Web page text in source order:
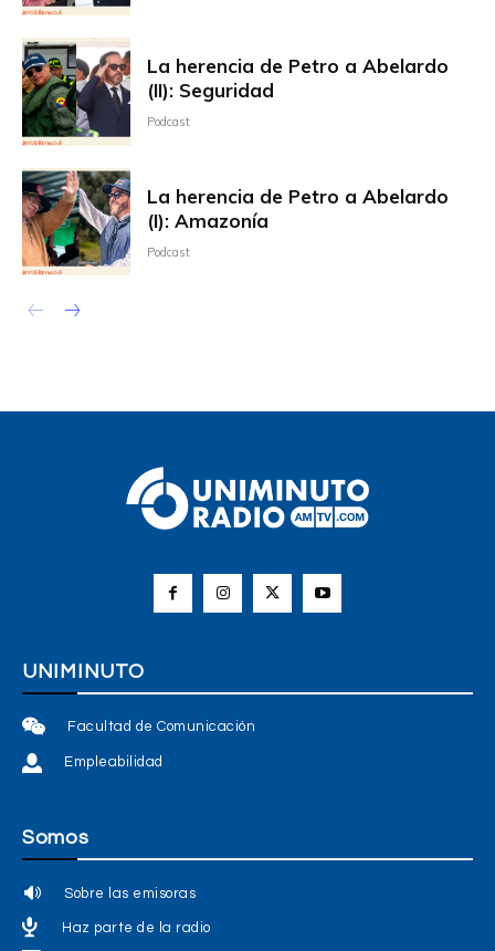
La herencia de Petro a Abelardo
(II): Seguridad
Podcast
La herencia de Petro a Abelardo
(I): Amazonía
Podcast
UNIMINUTO
Facultad de Comunicación
Empleabilidad
Somos
Sobre las emisoras
Haz parte de la radio